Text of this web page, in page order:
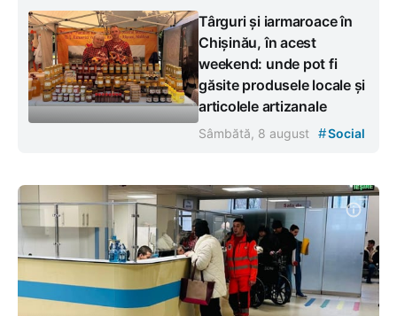
Târguri și iarmaroace în
Chișinău, în acest
weekend: unde pot fi
găsite produsele locale și
articolele artizanale
Sâmbătă, 8 august #Social